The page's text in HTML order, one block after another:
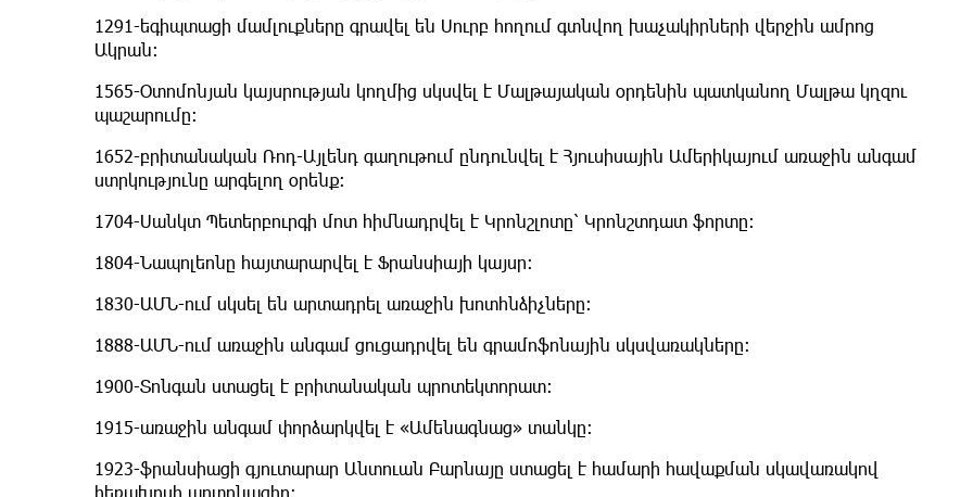
1291-եգիպտացի մամլուքները գրավել են Սուրբ հողում գտնվող խաչակիրների վերջին ամրոց
Ակրան։
1565-Օտոմոնյան կայսրության կողմից սկսվել է Մալթայական օրդենին պատկանող Մալթա կղզու
պաշարումը։
1652-բրիտանական Ռոդ-Այլենդ գաղութում ընդունվել է Հյուսիսային Ամերիկայում առաջին անգամ
ստրկությունը արգելող օրենք։
1704-Սանկտ Պետերբուրգի մոտ հիմնադրվել է Կրոնշլոտը՝ Կրոնշտդատ ֆորտը։
1804-Նապոլեոնը հայտարարվել է Ֆրանսիայի կայսր։
1830-ԱՄՆ-ում սկսել են արտադրել առաջին խոտհնձիչները։
1888-ԱՄՆ-ում առաջին անգամ ցուցադրվել են գրամոֆոնային սկսվառակները։
1900-Տոնգան ստացել է բրիտանական պրոտեկտորատ։
1915-առաջին անգամ փորձարկվել է «Ամենագնաց» տանկը։
1923-ֆրանսիացի գյուտարար Անտուան Բարնայը ստացել է համարի հավաքման սկավառակով
հեռախոսի արտոնագիր։